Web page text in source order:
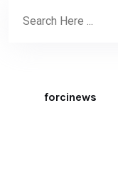
forcinews